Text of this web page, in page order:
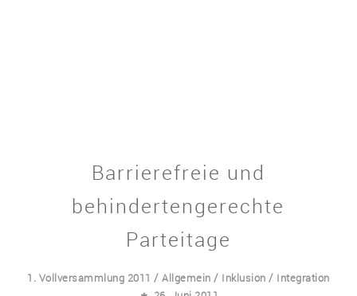
Barrierefreie und
behindertengerechte
Parteitage
1. Vollversammlung 2011 /Allgemein / Inklusion / Integration